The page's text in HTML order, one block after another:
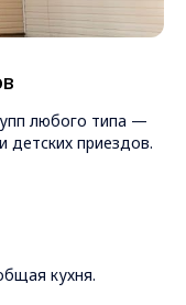
любого типа —
детских приездов.
кухня.